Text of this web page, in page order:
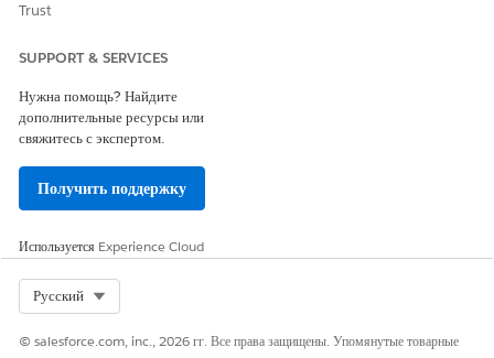
Trust
SUPPORT & SERVICES
Нужна помощь? Найдите
дополнительные ресурсы или
свяжитесь с экспертом.
Получить поддержку
Используется Experience Cloud
Русский
© salesforce.com, inc., 2026 гг. Все права защищены. Упомянутые товарные